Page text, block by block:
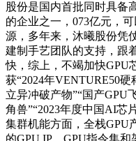
股份是国内首批同时具备
的企业之一，073亿元，
源，多年来，沐曦股份凭
建制手艺团队的支持，跟
快，综上，不竭加快GPU
获“2024年VENTURE50硬
立异冲破产物”“国产GPU
角兽”“2023年度中国AI芯
集群机能方面，全栈GPU
的GPU IP、GPU指令集